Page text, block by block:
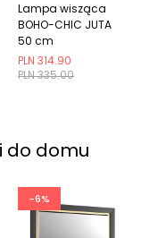
PLN 335.00
PLN 314.90
Lampa wisząca
BOHO-CHIC JUTA
50 cm
naturalna/beżowa
do domu
-6%